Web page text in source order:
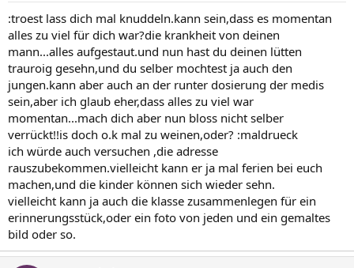
:troest lass dich mal knuddeln.kann sein,dass es momentan
alles zu viel für dich war?die krankheit von deinen
mann...alles aufgestaut.und nun hast du deinen lütten
trauroig gesehn,und du selber mochtest ja auch den
jungen.kann aber auch an der runter dosierung der medis
sein,aber ich glaub eher,dass alles zu viel war
momentan...mach dich aber nun bloss nicht selber
verrückt!!is doch o.k mal zu weinen,oder? :maldrueck
ich würde auch versuchen ,die adresse
rauszubekommen.vielleicht kann er ja mal ferien bei euch
machen,und die kinder können sich wieder sehn.
vielleicht kann ja auch die klasse zusammenlegen für ein
erinnerungsstück,oder ein foto von jeden und ein gemaltes
bild oder so.